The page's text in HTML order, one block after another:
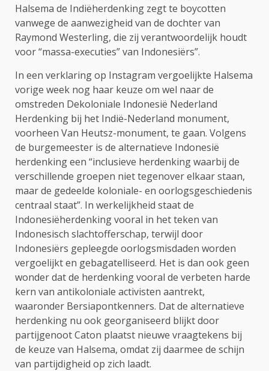
Halsema de Indiëherdenking zegt te boycotten
vanwege de aanwezigheid van de dochter van
Raymond Westerling, die zij verantwoordelijk houdt
voor “massa-executies” van Indonesiërs”.
In een verklaring op Instagram vergoelijkte Halsema
vorige week nog haar keuze om wel naar de
omstreden Dekoloniale Indonesië Nederland
Herdenking bij het Indië-Nederland monument,
voorheen Van Heutsz-monument, te gaan. Volgens
de burgemeester is de alternatieve Indonesië
herdenking een “inclusieve herdenking waarbij de
verschillende groepen niet tegenover elkaar staan,
maar de gedeelde koloniale- en oorlogsgeschiedenis
centraal staat”. In werkelijkheid staat de
Indonesiëherdenking vooral in het teken van
Indonesisch slachtofferschap, terwijl door
Indonesiërs gepleegde oorlogsmisdaden worden
vergoelijkt en gebagatelliseerd. Het is dan ook geen
wonder dat de herdenking vooral de verbeten harde
kern van antikoloniale activisten aantrekt,
waaronder Bersiapontkenners. Dat de alternatieve
herdenking nu ook georganiseerd blijkt door
partijgenoot Caton plaatst nieuwe vraagtekens bij
de keuze van Halsema, omdat zij daarmee de schijn
van partijdigheid op zich laadt.